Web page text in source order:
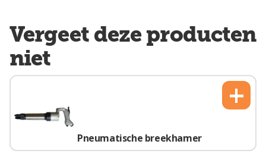
Vergeet deze producten
niet
Pneumatische breekhamer
+